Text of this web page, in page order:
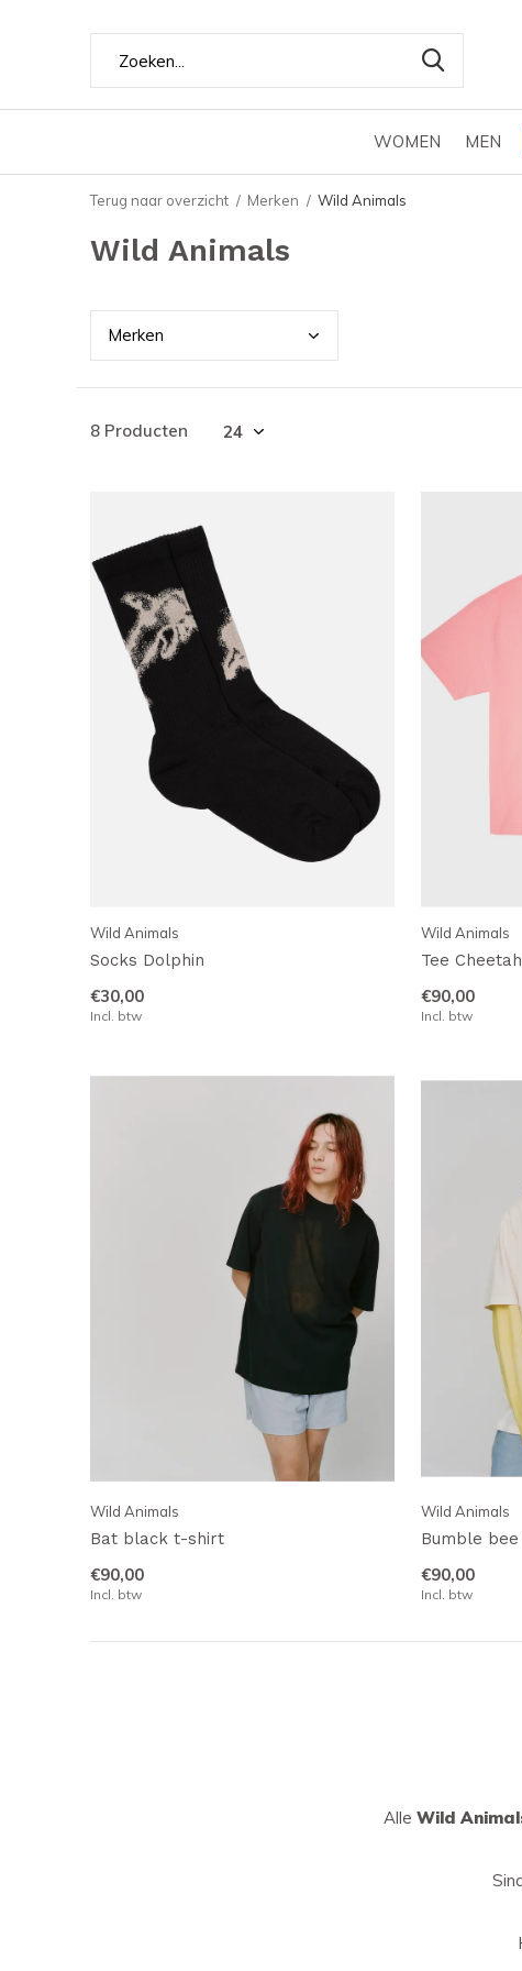
WOMEN MEN
Terug naar overzicht Merken Wild Animals
Wild Animals
Merken
8 Producten
Wild Animals
Socks Dolphin
€30,00
Incl. btw
Wild Animals
Tee Cheetah
€90,00
Incl. btw
Wild Animals
Bat black t-shirt
€90,00
Incl. btw
Wild Animals
Bumble
€90,00
Incl. btw
Alle Wild